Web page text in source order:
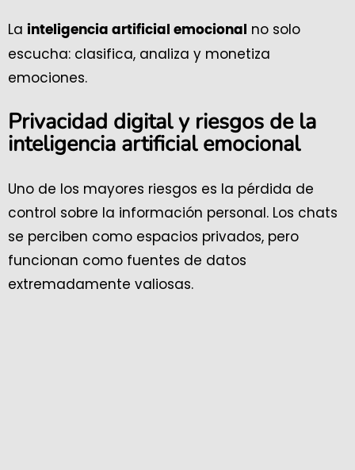
La inteligencia artificial emocional
no solo
escucha: clasifica, analiza y monetiza
emociones.
Privacidad digital y riesgos de la
inteligencia artificial emocional
Uno de los mayores riesgos es la pérdida de
control sobre la información personal. Los chats
se perciben como espacios privados, pero
funcionan como fuentes de datos
extremadamente valiosas.